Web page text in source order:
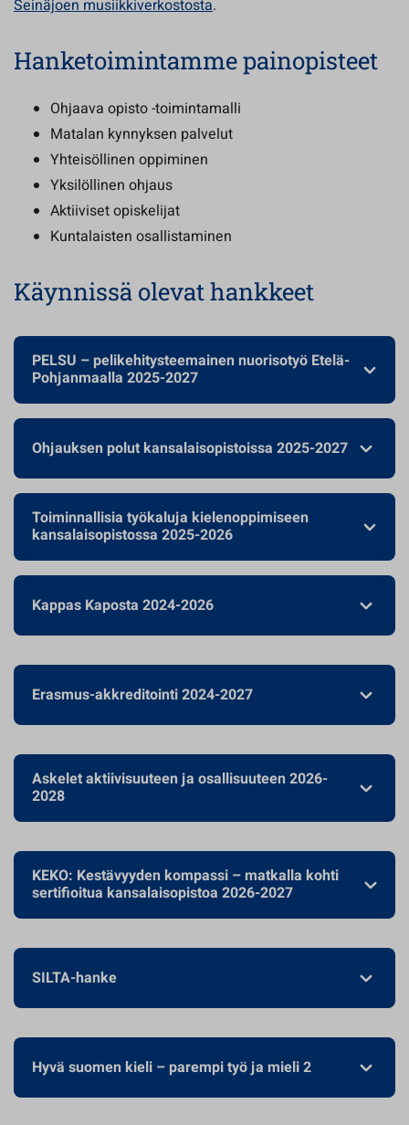
Seinäjoen musiikkiverkostosta.
Hanketoimintamme painopisteet
Ohjaava opisto -toimintamalli
Matalan kynnyksen palvelut
Yhteisöllinen oppiminen
Yksilöllinen ohjaus
Aktiiviset opiskelijat
Kuntalaisten osallistaminen
Käynnissä olevat hankkeet
PELSU – pelikehitysteemainen nuorisotyö Etelä-
Pohjanmaalla 2025-2027
Ohjauksen polut kansalaisopistoissa 2025-2027
Toiminnallisia työkaluja kielenoppimiseen
kansalaisopistossa 2025-2026
Kappas Kaposta 2024-2026
Erasmus-akkreditointi 2024-2027
Askelet aktiivisuuteen ja osallisuuteen 2026-
2028
KEKO: Kestävyyden kompassi – matkalla kohti
sertifioitua kansalaisopistoa 2026-2027
SILTA-hanke
Hyvä suomen kieli – parempi työ ja mieli 2